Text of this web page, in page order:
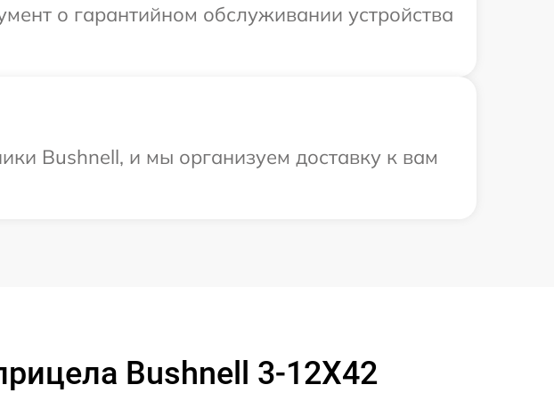
о гарантийном обслуживании устройства
Bushnell, и мы организуем доставку к вам
Bushnell 3-12X42